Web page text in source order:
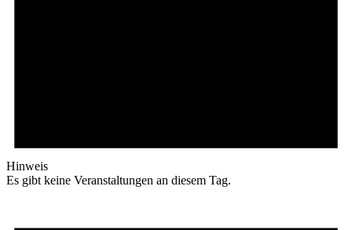
Hinweis
Es gibt keine Veranstaltungen an diesem Tag.